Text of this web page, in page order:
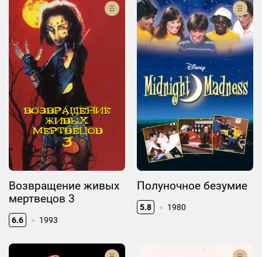
Возвращение живых
мертвецов 3
6.6 1993
Полуночное безумие
5.8 1980